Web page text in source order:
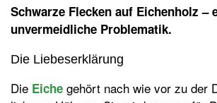
Schwarze Flecken auf Eichenholz –
unvermeidliche Problematik.
Die Liebeserklärung
Die Eiche gehört nach wie vor zu der